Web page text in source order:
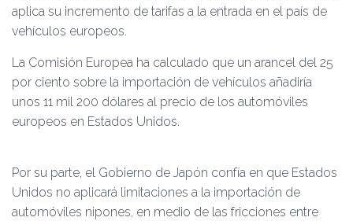
aplica su incremento de tarifas a la entrada en el país de
vehículos europeos.
La Comisión Europea ha calculado que un arancel del 25
por ciento sobre la importación de vehículos añadiría
unos 11 mil 200 dólares al precio de los automóviles
europeos en Estados Unidos.
Por su parte, el Gobierno de Japón confía en que Estados
Unidos no aplicará limitaciones a la importación de
automóviles nipones, en medio de las fricciones entre